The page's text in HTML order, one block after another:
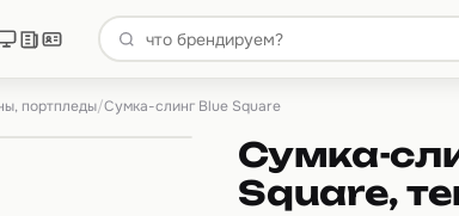
портпледы/Сумка-слинг Blue Square
Сумка-
Square,